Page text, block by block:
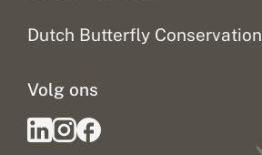
Dutch Butterfly Conservation
Volg ons